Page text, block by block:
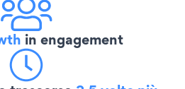
in engagement